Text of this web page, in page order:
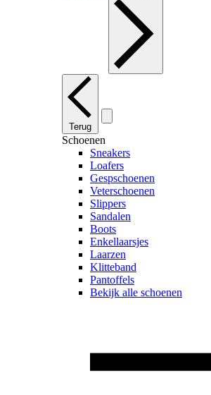
Terug
Schoenen
Sneakers
Loafers
Gespschoenen
Veterschoenen
Slippers
Sandalen
Boots
Enkellaarsjes
Laarzen
Klitteband
Pantoffels
Bekijk alle schoenen